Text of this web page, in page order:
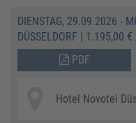
DIENSTAG, 29.09.2026 -
DÜSSELDORF | 1.195,00 €
PDF
Hotel Novotel